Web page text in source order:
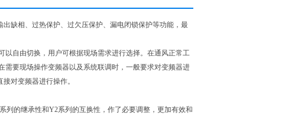
缺相、过热保护、过欠压保护、漏电闭锁保护等功能，最
自由切换，用户可根据现场需求进行选择。在通风正常工
要现场操作变频器以及系统联调时，一般要求对变频器进
对变频器进行操作。
列的继承性和Y2系列的互换性，作了必要调整，更加有效和